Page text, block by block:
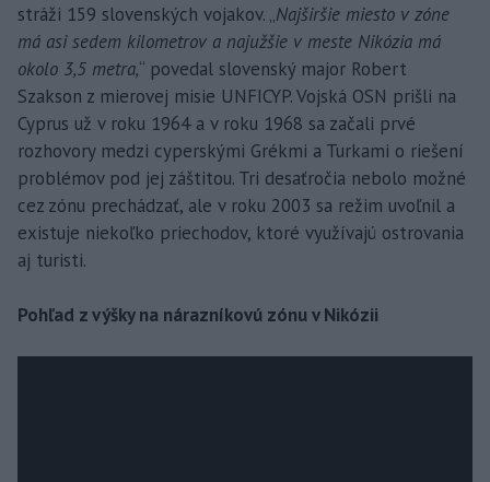
stráži 159 slovenských vojakov. „Najširšie miesto v zóne
má asi sedem kilometrov a najužšie v meste Nikózia má
okolo 3,5 metra,“ povedal slovenský major Robert
Szakson z mierovej misie UNFICYP. Vojská OSN prišli na
Cyprus už v roku 1964 a v roku 1968 sa začali prvé
rozhovory medzi cyperskými Grékmi a Turkami o riešení
problémov pod jej záštitou. Tri desaťročia nebolo možné
cez zónu prechádzať, ale v roku 2003 sa režim uvoľnil a
existuje niekoľko priechodov, ktoré využívajú ostrovania
aj turisti.
Pohľad z výšky na nárazníkovú zónu v Nikózii